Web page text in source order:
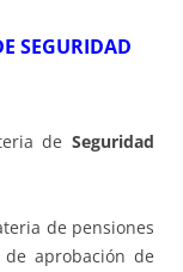
SEGURIDAD
de Seguridad
de pensiones
aprobación de